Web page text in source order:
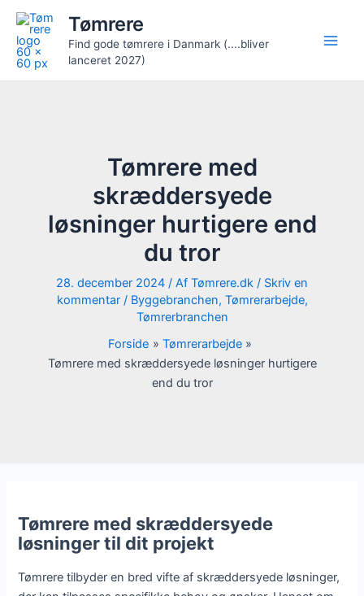
indholdet
Tømrere
Find gode tømrere i Danmark (....bliver
lanceret 2027)
Tømrere med
skræddersyede
løsninger hurtigere end
du tror
28. december 2024 / Af Tømrere.dk / Skriv en
kommentar / Byggebranchen, Tømrerarbejde,
Tømrerbranchen
Forside
Tømrerarbejde
Tømrere med skræddersyede løsninger hurtigere
end du tror
Tømrere med skræddersyede
løsninger til dit projekt
Tømrere tilbyder en bred vifte af skræddersyede løsninger,